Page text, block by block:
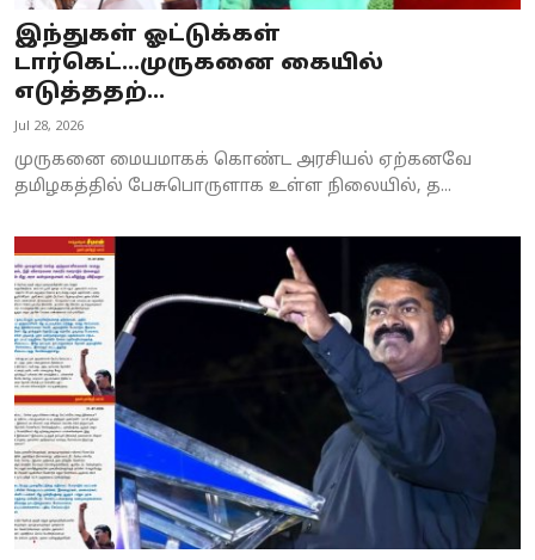
இந்துகள் ஓட்டுக்கள்
டார்கெட்...முருகனை கையில்
எடுத்ததற்...
Jul 28, 2026
முருகனை மையமாகக் கொண்ட அரசியல் ஏற்கனவே
தமிழகத்தில் பேசுபொருளாக உள்ள நிலையில், த...